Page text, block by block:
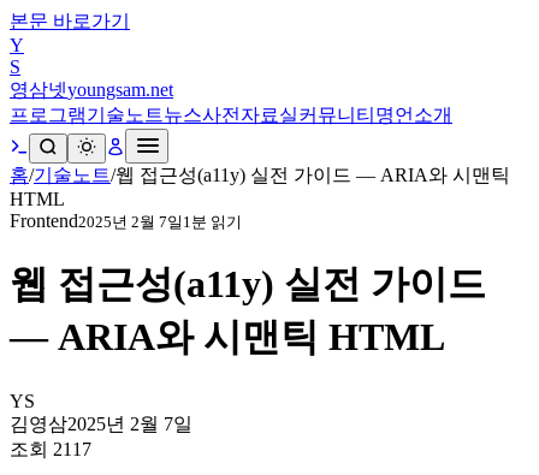
본문 바로가기
Y
S
영삼넷youngsam.net
프로그램기술노트뉴스사전 자료실커뮤니티 명언 소개
홈/기술노트/웹 접근성(a11y) 실전 가이드 — ARIA와 시맨틱
HTML
Frontend2025년 2월 7일 1분 읽기
웹 접근성(a11y) 실전 가이드
— ARIA와 시맨틱 HTML
YS
김영삼2025년 2월 7일
조회 2117